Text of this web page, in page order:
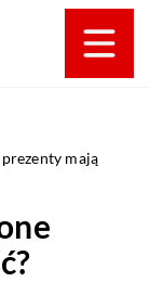
mają